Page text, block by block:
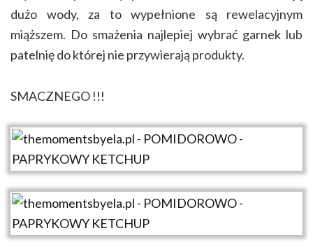
dużo wody, za to wypełnione są rewelacyjnym
miąższem. Do smażenia najlepiej wybrać garnek lub
patelnię do której nie przywierają produkty.
SMACZNEGO !!!